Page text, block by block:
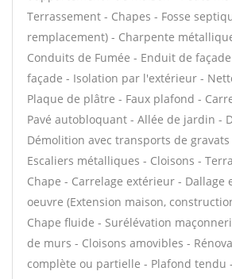
Terrassement - Chapes - Fosse
remplacement) - Charpente
Conduits de Fumée - Enduit de
façade - Isolation par l'extérieur -
Plaque de plâtre - Faux plafond -
Pavé autobloquant - Allée de jardin -
Démolition avec transports de gravats
Escaliers métalliques - Cloisons -
Chape - Carrelage extérieur - Dallage
oeuvre (Extension maison,
Chape fluide - Surélévation
de murs - Cloisons amovibles -
complète ou partielle - Plafond tendu -